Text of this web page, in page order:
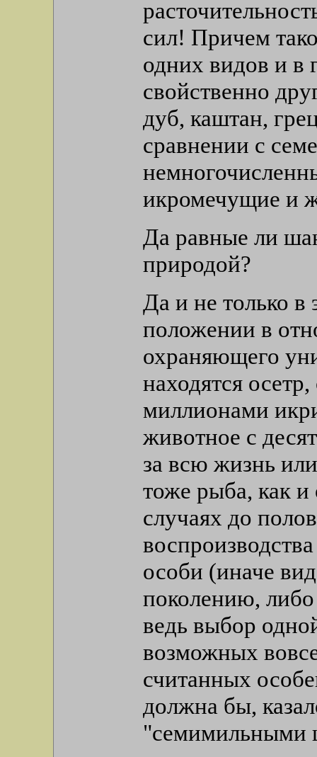
сил! Причем
одних видов и в
свойственно
дуб, каштан,
сравнении с
икромечущие и
Да равные ли
природой?
Да и не только
положении в
охраняющего
находятся
миллионами
животное с
за всю жизнь
тоже рыба, как и
случаях до
особи (иначе
поколению,
ведь выбор
возможных
считанных
должна бы,
"семимильными